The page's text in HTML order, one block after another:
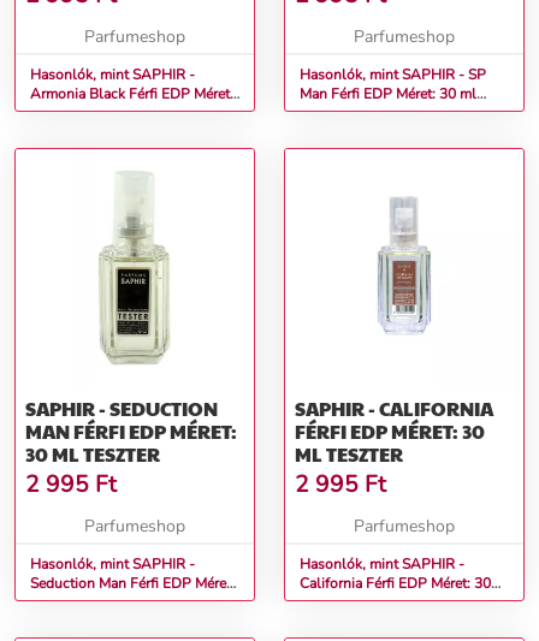
Parfumeshop
Hasonlók, mint SAPHIR -
Armonia Black Férfi EDP Méret:
30 ml teszter
Parfumeshop
Hasonlók, mint SAPHIR - SP
Man Férfi EDP Méret: 30 ml
teszter
SAPHIR - SEDUCTION
MAN FÉRFI EDP MÉRET:
30 ML TESZTER
2 995 Ft
Parfumeshop
Hasonlók, mint SAPHIR -
Seduction Man Férfi EDP Méret:
30 ml teszter
SAPHIR - CALIFORNIA
FÉRFI EDP MÉRET: 30
ML TESZTER
2 995 Ft
Parfumeshop
Hasonlók, mint SAPHIR -
California Férfi EDP Méret: 30
ml teszter